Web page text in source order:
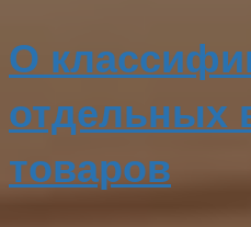
О
отдельных
товаров